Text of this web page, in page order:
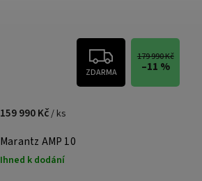
ZDARMA
179 990 Kč
–11 %
Marantz AMP 10
Ihned k dodání
159 990 Kč/ ks